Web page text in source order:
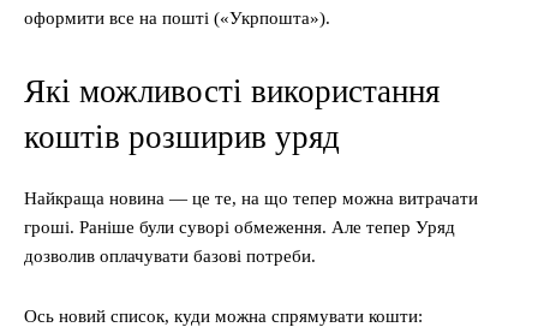
оформити все на пошті («Укрпошта»).
Які можливості використання
коштів розширив уряд
Найкраща новина — це те, на що тепер можна витрачати
гроші. Раніше були суворі обмеження. Але тепер Уряд
дозволив оплачувати базові потреби.
Ось новий список, куди можна спрямувати кошти: